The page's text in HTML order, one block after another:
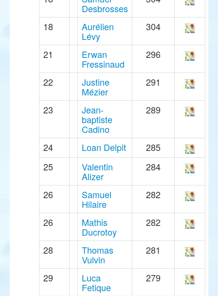
Desbrosses
18 Aurélien
Lévy
304
21 Erwan
Fressinaud
296
22 Justine
Mézier
291
23 Jean-
baptiste
Cadino
289
24 Loan Delpit
285
25
Valentin
Alizer
284
26 Samuel
Hilaire
282
26 Mathis
Ducrotoy
282
28 Thomas
Vulvin
281
29 Luca
Fetique
279